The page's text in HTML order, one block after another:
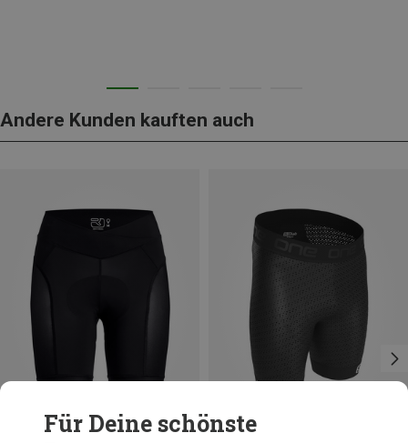
Andere Kunden kauften auch
Für Deine schönste